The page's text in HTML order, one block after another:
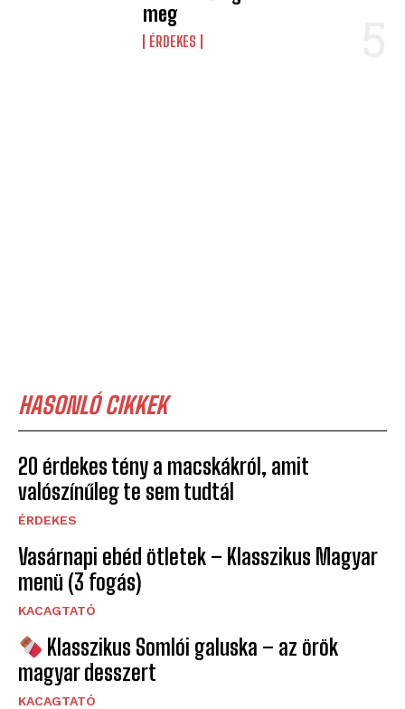
meg
ÉRDEKES
HASONLÓ CIKKEK
20 érdekes tény a macskákról, amit
valószínűleg te sem tudtál
ÉRDEKES
Vasárnapi ebéd ötletek – Klasszikus Magyar
menü (3 fogás)
KACAGTATÓ
Klasszikus Somlói galuska – az örök
magyar desszert
KACAGTATÓ